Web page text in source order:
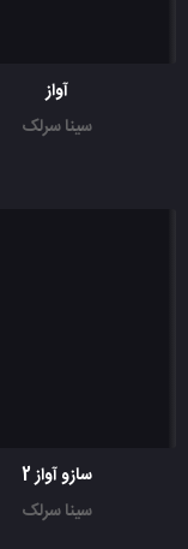
آواز
سینا سرلک
سازو آواز 2
سینا سرلک